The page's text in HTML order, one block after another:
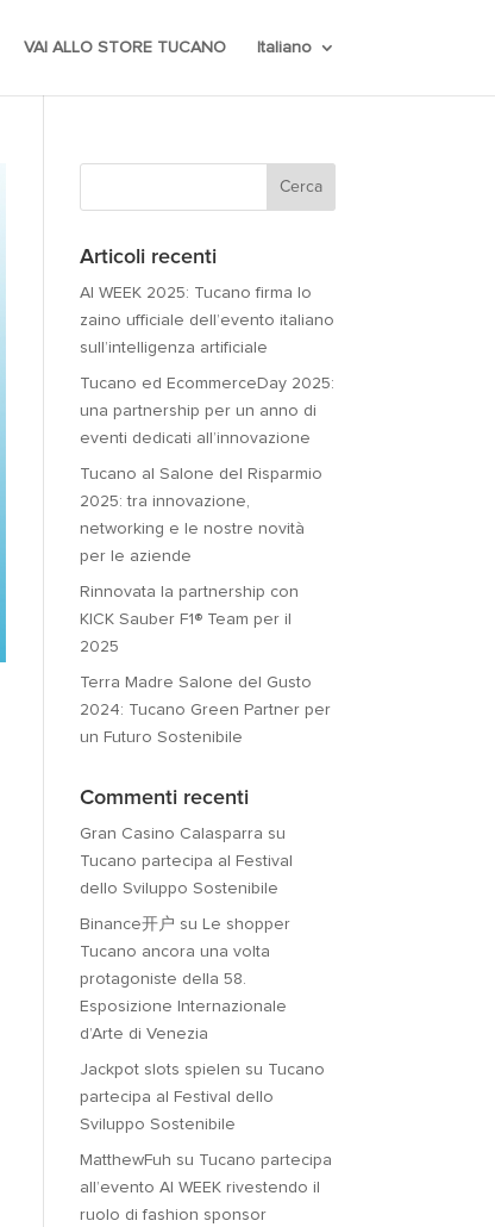
VAI ALLO STORE TUCANO Italiano
Articoli recenti
AI WEEK 2025: Tucano firma lo
zaino ufficiale dell’evento italiano
sull’intelligenza artificiale
Tucano ed EcommerceDay 2025:
una partnership per un anno di
eventi dedicati all’innovazione
Tucano al Salone del Risparmio
2025: tra innovazione,
networking e le nostre novità
per le aziende
Rinnovata la partnership con
KICK Sauber F1® Team per il
2025
Terra Madre Salone del Gusto
2024: Tucano Green Partner per
un Futuro Sostenibile
Commenti recenti
Gran Casino Calasparra su
Tucano partecipa al Festival
dello Sviluppo Sostenibile
Binance开户 su Le shopper
Tucano ancora una volta
protagoniste della 58.
Esposizione Internazionale
d’Arte di Venezia
Jackpot slots spielen su Tucano
partecipa al Festival dello
Sviluppo Sostenibile
MatthewFuh su Tucano partecipa
all’evento AI WEEK rivestendo il
ruolo di fashion sponsor